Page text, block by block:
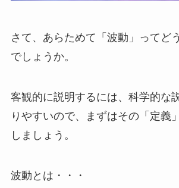
さて、あらためて「波動」ってど
でしょうか。
客観的に説明するには、科学的な
りやすいので、まずはその「定義
しましょう。
波動とは・・・